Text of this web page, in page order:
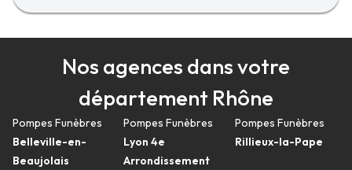
Nos agences dans votre
département Rhône
Pompes Funèbres
Belleville-en-
Beaujolais
Pompes Funèbres
Lyon 4e
Arrondissement
Pompes Funèbres
Rillieux-la-Pape